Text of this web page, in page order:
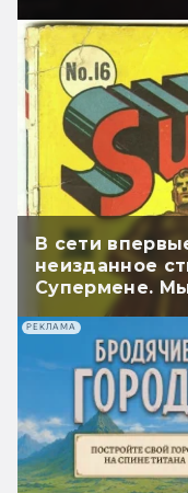
В сети
неизданное
Супермене.
РЕКЛАМА